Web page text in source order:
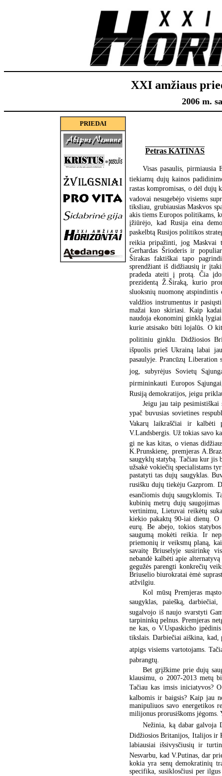
XXI amžiaus
2006 m.
PRIEDAI
Petras KATINAS
Visas pasaulis, pirmiausia
tiekiamų dujų kainos
rastas kompromisas, o dėl dujų
vadovai nesugebėjo visiems
tiksliau, grubiausias Maskvos
akis tiems Europos politikams,
įžiūrėjo, kad Rusija eina
paskelbtą Rusijos politikos
reikia pripažinti, jog Maskvai
Gerhardas Šrioderis ir
Širakas faktiškai tapo
sprendžiant iš didžiausių ir
pradeda ateiti į protą. Čia
prezidentą Ž.Širaką, kurio
sluoksnių nuomonę atspindintis
valdžios instrumentus ir
mažai kuo skiriasi. Kaip
naudoja ekonominį ginklą
kurie atsisako būti lojalūs. O
politiniu ginklu. Didžiosios
išpuolis prieš Ukrainą labai
pasaulyje. Prancūzų
jog, subyrėjus Sovietų
pirmininkauti Europos
Rusiją demokratijos, jeigu
Jeigu jau taip
ypač buvusias sovietines
Vakarų laikraščiai ir kalbėti
V.Landsbergis. Už tokias savo
gi ne kas kitas, o vienas
K.Prunskienę, premjeras
saugyklų statybą. Tačiau kur jis
užsakė vokiečių specialistams
pastatyti tas dujų saugyklas.
rusišku dujų tiekėju
esančiomis dujų saugyklomis.
kubinių metrų dujų
vertinimu, Lietuvai reikėtų
kiekio pakaktų 90-iai dienų.
eurų. Be abejo, tokios
saugumą mokėti reikia. Ir
priemonių ir veiksmų planą,
savaitę Briuselyje susirinkę
nebandė kalbėti apie
gegužės parengti konkrečių
Briuselio biurokratai ėmė
atžvilgiu.
Kol mūsų Premjeras
saugyklas, paiešką,
sugalvojo iš naujo svarstyti
tarpininkų pelnus. Premjeras
ne kas, o V.Uspaskicho
tikslais. Darbiečiai aiškina,
atpigs visiems vartotojams.
pabrangtų.
Bet grįžkime prie dujų
klausimu, o 2007-2013 metų
Tačiau kas imsis iniciatyvos?
kalbomis ir baigsis? Kaip jau
manipuliuos savo energetikos
milijonus prorusiškoms jėgoms.
Nežinia, ką dabar galvoja
Didžiosios Britanijos, Italijos ir
labiausiai išsivysčiusių ir
Nesvarbu, kad V.Putinas, dar
kokia yra senų demokratinių
specifika, susiklosčiusi per